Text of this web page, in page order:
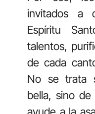
invitados a
Espíritu
talentos,
de cada
No se trata
bella, sino